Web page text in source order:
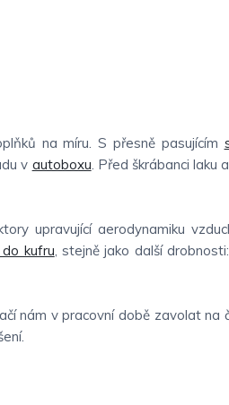
na míru. S přesně pasujícím
v autoboxu. Před škrábanci laku
upravující aerodynamiku
kufru, stejně jako další drobnosti:
nám v pracovní době zavolat na